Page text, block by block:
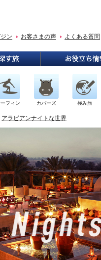
ン お客さまの声 よくある質問
フィン カバーズ 極み旅
アラビアンナイトな世界